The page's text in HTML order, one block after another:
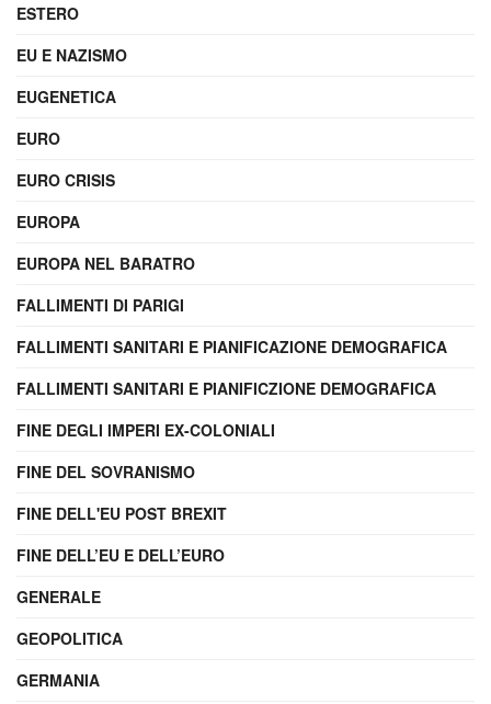
ESTERO
EU E NAZISMO
EUGENETICA
EURO
EURO CRISIS
EUROPA
EUROPA NEL BARATRO
FALLIMENTI DI PARIGI
FALLIMENTI SANITARI E PIANIFICAZIONE DEMOGRAFICA
FALLIMENTI SANITARI E PIANIFICZIONE DEMOGRAFICA
FINE DEGLI IMPERI EX-COLONIALI
FINE DEL SOVRANISMO
FINE DELL'EU POST BREXIT
FINE DELL’EU E DELL’EURO
GENERALE
GEOPOLITICA
GERMANIA